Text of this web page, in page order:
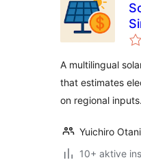
A multilingual
that estimates
on regional inputs.
Yuichiro Otani
10+ aktive